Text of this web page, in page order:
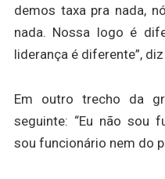
demos taxa pra nada,
nada. Nossa logo é
liderança é diferente”,
Em outro trecho da
seguinte: “Eu não sou
sou funcionário nem do